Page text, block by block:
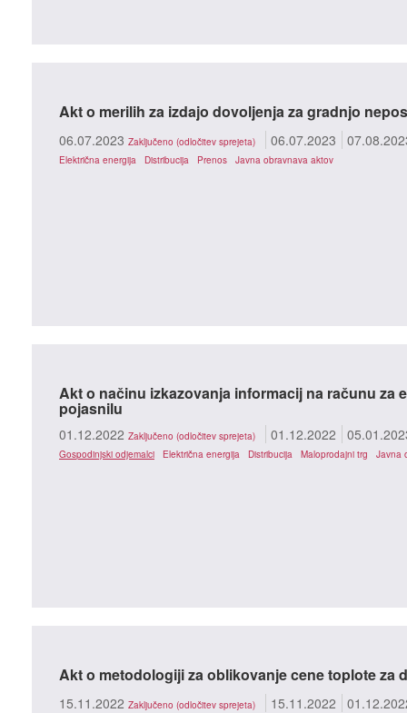
Akt o merilih za izdajo dovoljenja za gradnjo
06.07.2023 Zaključeno (odločitev sprejeta) 06.07.2023
Električna energija Distribucija Prenos Javna obravnava aktov
Akt o načinu izkazovanja informacij na računu za
pojasnilu
01.12.2022 Zaključeno (odločitev sprejeta) 01.12.2022
Gospodinjski odjemalci Električna energija Distribucija Maloprodajni trg Javna
Akt o metodologiji za oblikovanje cene toplote za
15.11.2022 Zaključeno (odločitev sprejeta) 15.11.2022